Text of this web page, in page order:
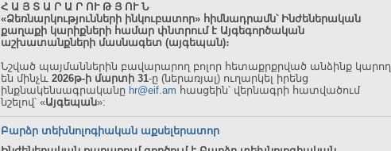
Հ Ա Յ Տ Ա Ր Ա Ր ՈՒ Թ Յ ՈՒ Ն
«Ձեռնարկությունների ինկուբատոր» հիմնադրամն՝ Ինժեներական
քաղաքի կարիքների համար փնտրում է Այգեգործական
աշխատանքների մասնագետ (այգեպան)։
Նշված պայմաններին բավարարող բոլոր հետաքրքրված անձինք կարող
են մինչև 2026թ-ի մարտի 31-ը (ներառյալ) ուղարկել իրենց
ինքնակենսագրականը hr@eif.am հասցեին՝ վերնագրի հատվածում
նշելով՝ «Այգեպան»:
Բարձր տեխնոլոգիական աքսելերատոր